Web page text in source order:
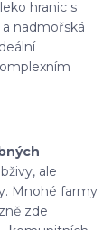
hranic s
nadmořská
ale
Mnohé farmy
zde